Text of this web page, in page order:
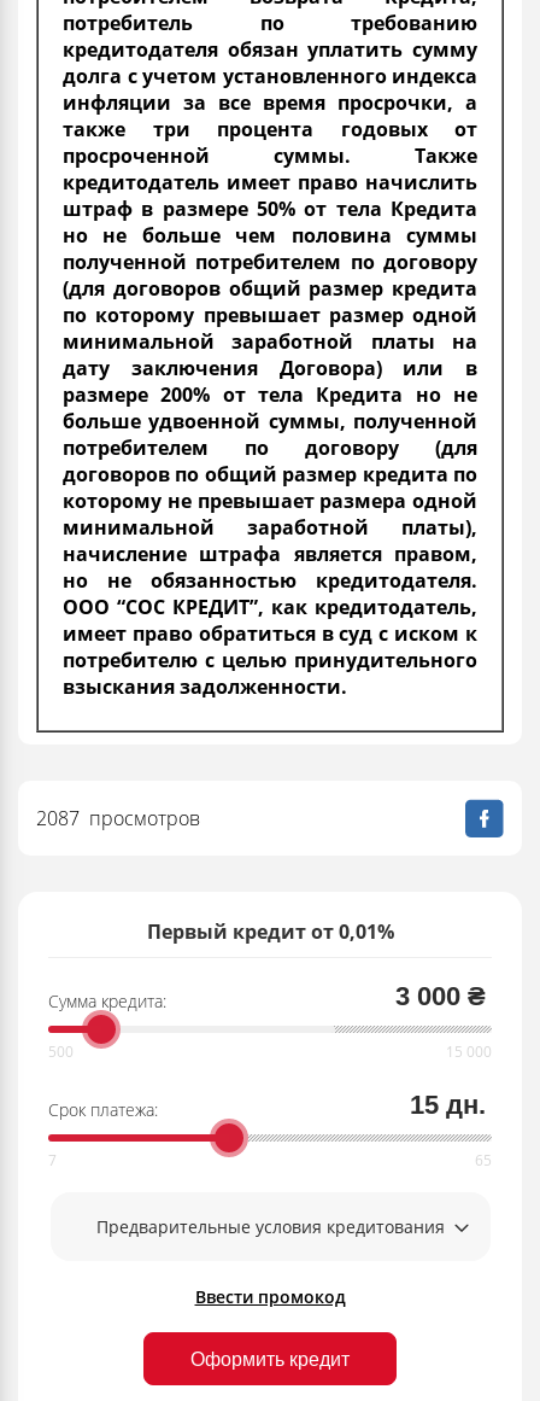
Первый кредит от 0,01%
Сумма кредита: 3 000 ₴
Срок платежа: 15 дн.
Предварительные условия кредитования
Ввести промокод
Оформить кредит
потребитель по требованию
кредитодателя обязан уплатить сумму
долга с учетом установленного индекса
инфляции за все время просрочки, а
также три процента годовых от
просроченной суммы. Также
кредитодатель имеет право начислить
штраф в размере 50% от тела Кредита
но не больше чем половина суммы
полученной потребителем по договору
(для договоров общий размер кредита
по которому превышает размер одной
минимальной заработной платы на
дату заключения Договора) или в
размере 200% от тела Кредита но не
больше удвоенной суммы, полученной
потребителем по договору (для
договоров по общий размер кредита по
которому не превышает размера одной
минимальной заработной платы),
начисление штрафа является правом,
но не обязанностью кредитодателя.
ООО “СОС КРЕДИТ”, как кредитодатель,
имеет право обратиться в суд с иском к
потребителю с целью принудительного
взыскания задолженности.
2087 просмотров